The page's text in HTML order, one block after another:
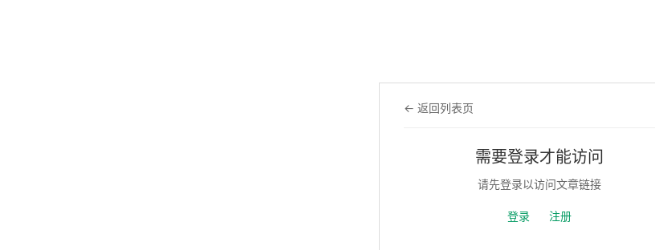
← 返回列表页
需要登录才能访问
请先登录以访问文章链接
登录 注册